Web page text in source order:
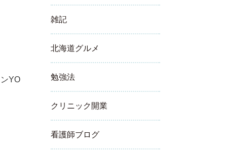
YO
雑記
北海道グルメ
勉強法
クリニック開業
看護師ブログ